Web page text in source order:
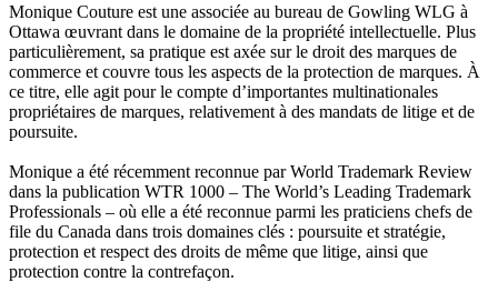
Monique Couture est une associée au bureau de Gowling WLG à
Ottawa œuvrant dans le domaine de la propriété intellectuelle. Plus
particulièrement, sa pratique est axée sur le droit des marques de
commerce et couvre tous les aspects de la protection de marques. À
ce titre, elle agit pour le compte d’importantes multinationales
propriétaires de marques, relativement à des mandats de litige et de
poursuite.
Monique a été récemment reconnue par World Trademark Review
dans la publication WTR 1000 – The World’s Leading Trademark
Professionals – où elle a été reconnue parmi les praticiens chefs de
file du Canada dans trois domaines clés : poursuite et stratégie,
protection et respect des droits de même que litige, ainsi que
protection contre la contrefaçon.